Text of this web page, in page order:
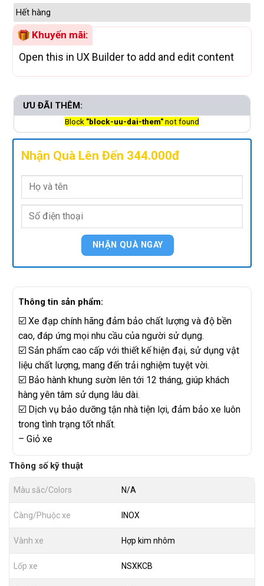
Hết hàng
Khuyến mãi:
Open this in UX Builder to add and edit content
ƯU ĐÃI THÊM:
Block "block-uu-dai-them"not found
Nhận Quà Lên Đến 344.000đ
Thông tin sản phẩm:
☑️ Xe đạp chính hãng đảm bảo chất lượng và độ bền
cao, đáp ứng mọi nhu cầu của người sử dụng.
☑️ Sản phẩm cao cấp với thiết kế hiện đại, sử dụng vật
liệu chất lượng, mang đến trải nghiệm tuyệt vời.
☑️ Bảo hành khung sườn lên tới 12 tháng, giúp khách
hàng yên tâm sử dụng lâu dài.
☑️ Dịch vụ bảo dưỡng tận nhà tiện lợi, đảm bảo xe luôn
trong tình trạng tốt nhất.
– Giỏ xe
Thông số kỹ thuật
Màu sắc/Colors N/A
Càng/Phuộc xe INOX
Vành xe Hợp kim nhôm
Lốp xe NSXKCB